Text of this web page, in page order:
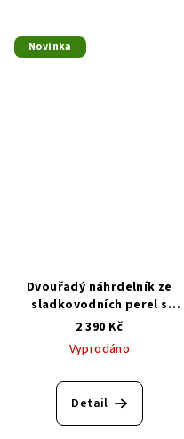
Novinka
Dvouřadý náhrdelník ze
sladkovodních perel s
labradoritem
2 390 Kč
Vyprodáno
Detail